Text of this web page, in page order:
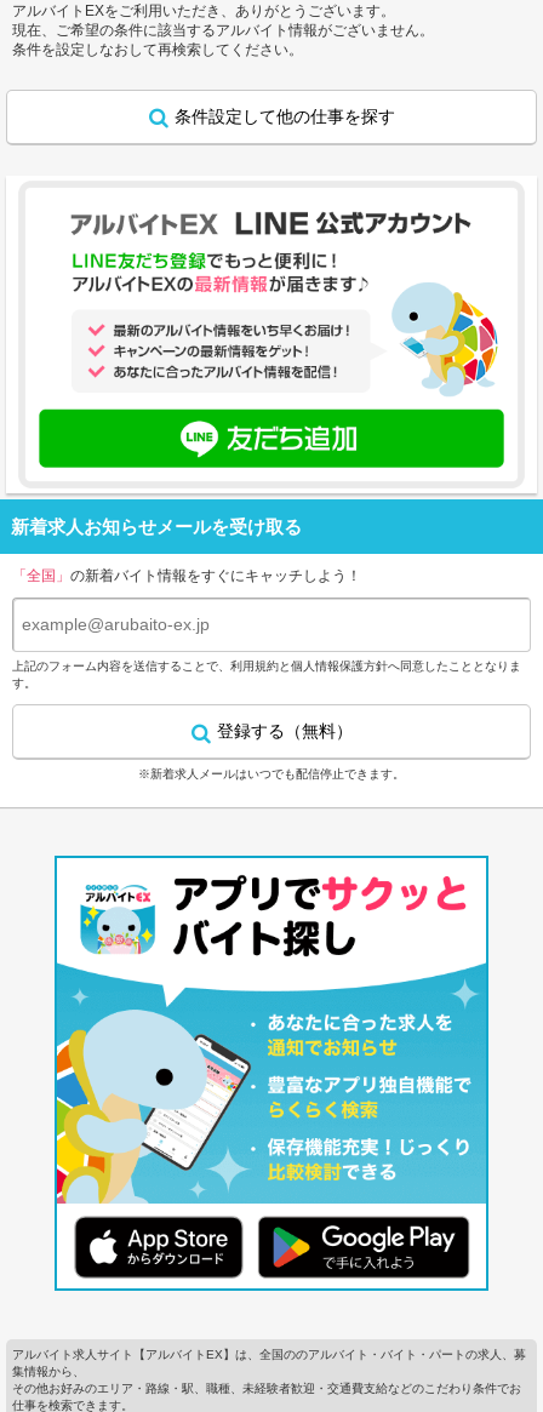
アルバイトEXをご利用いただき、ありがとうございます。
現在、ご希望の条件に該当するアルバイト情報がございません。
条件を設定しなおして再検索してください。
条件設定して他の仕事を探す
新着求人お知らせメールを受け取る
「全国」 の新着バイト情報をすぐにキャッチしよう！
上記のフォーム内容を送信することで、 利用規約と個人情報保護方針へ同意したこととなりま
す。
登録する（無料）
※新着求人メールはいつでも配信停止できます。
アルバイト求人サイト【アルバイトEX】は、全国ののアルバイト・バイト・パートの求人、募
集情報から、
その他お好みのエリア・路線・駅、職種、未経験者歓迎・交通費支給などのこだわり条件でお
仕事を検索できます。